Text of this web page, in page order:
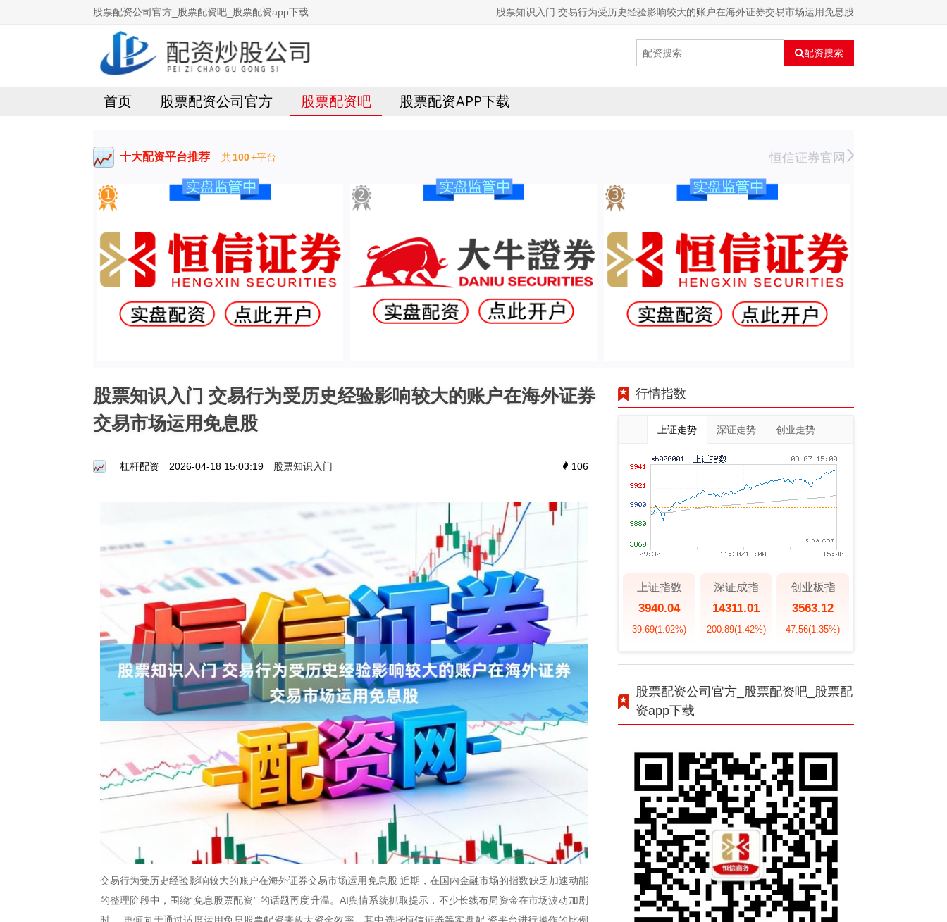
股票配资公司官方_股票配资吧_股票配资app下载 股票知识入门 交易行为受历史经验影响较大的账户在海外证券交易市场运用免息股
配资搜索
首页 股票配资公司官方 股票配资吧 股票配资APP下载
十大配资平台推荐 共100+平台 恒信证券官网
股票知识入门 交易行为受历史经验影响较大的账户在海外证券
交易市场运用免息股
杠杆配资 2026-04-18 15:03:19 股票知识入门 106
交易行为受历史经验影响较大的账户在海外证券交易市场运用免息股 近期，在国内金融市场的指数缺乏加速动能
的整理阶段中，围绕“免息股票配资” 的话题再度升温。AI舆情系统抓取提示，不少长线布局资金在市场波动加剧
行情指数
上证走势 深证走势 创业走势
上证指数
3940.04
39.69(1.02%)
深证成指
14311.01
200.89(1.42%)
创业板指
3563.12
47.56(1.35%)
股票配资公司官方_股票配资吧_股票配
资app下载